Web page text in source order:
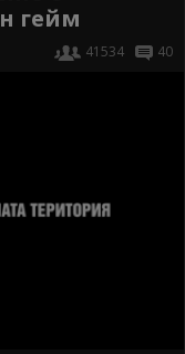
гейм
41534 40